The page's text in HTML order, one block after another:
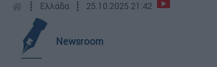
┋ Ελλάδα ┋ 25.10.2025 21:42
Newsroom